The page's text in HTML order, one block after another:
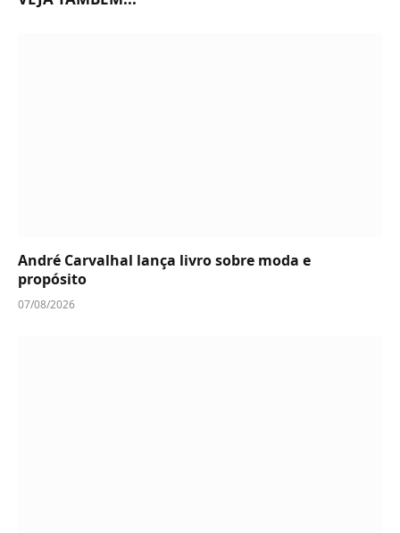
André Carvalhal lança livro sobre moda e
propósito
07/08/2026